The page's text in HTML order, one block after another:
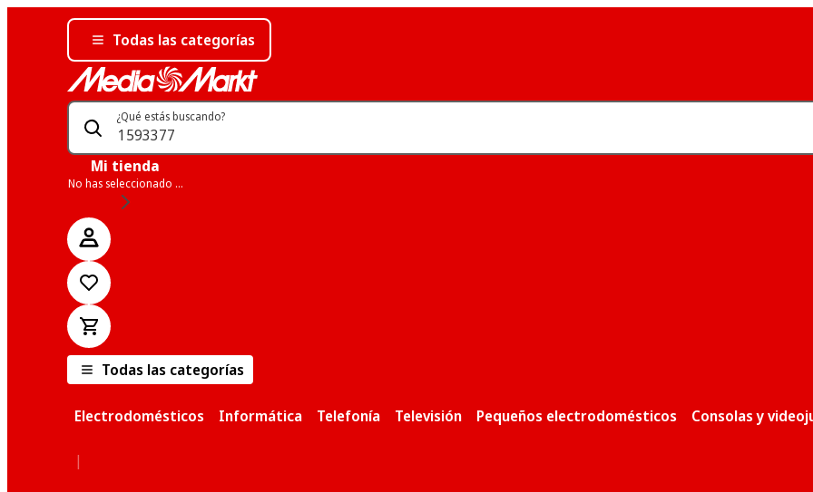
Todas las categorías
¿Qué estás buscando?
Mi tienda
No has seleccionado una tienda
Todas las categorías
Electrodomésticos Informática Telefonía Televisión Pequeños electrodomésticos Consolas y
|